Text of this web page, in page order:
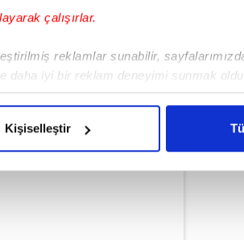
çalışırlar.
reklamlar sunabilir,
daha iyi bir reklam deneyimi sunmak
ve bu noktada, reklamların
takdirde, kullanıcılara hedefli
gerekli olan çerezler bilgi toplumu
işlevsel kılınması ve kişiselleştirilmesi
Kişiselleştir